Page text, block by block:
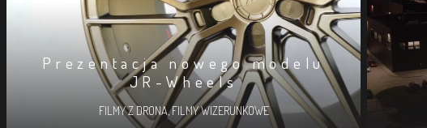
Prezentacja nowego modelu
JR-Wheels
FILMY Z DRONA,FILMY WIZERUNKOWE